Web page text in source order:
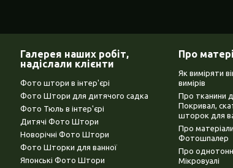
Галерея наших робіт,
надіслали клієнти
Фото штори в інтер'єрі
Фото Штори для дитячого садка
Фото Тюль в інтер'єрі
Дитячі Фото Штори
Новорічні Фото Штори
Фото Шторки для ванної
Японські Фото Штори
Про
Як виміряти
вимірів
Про тканини
Покривал,
шторок для
Про
Фотошпалер
Про
Мікровуалі